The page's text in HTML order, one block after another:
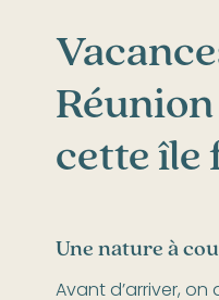
Réunion
cette île
Une nature à
Avant d’arriver,